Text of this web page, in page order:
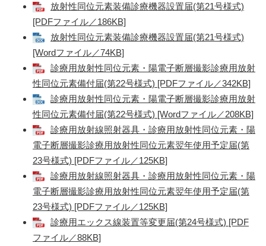
放射性同位元素装備診療機器設置届(第21号様式)
[PDFファイル／186KB]
放射性同位元素装備診療機器設置届(第21号様式)
[Wordファイル／74KB]
診療用放射性同位元素・陽電子断層撮影診療用放射
性同位元素備付届(第22号様式) [PDFファイル／342KB]
診療用放射性同位元素・陽電子断層撮影診療用放射
性同位元素備付届(第22号様式) [Wordファイル／208KB]
診療用放射線照射器具・診療用放射性同位元素・陽
電子断層撮影診療用放射性同位元素翌年使用予定届(第
23号様式) [PDFファイル／125KB]
診療用放射線照射器具・診療用放射性同位元素・陽
電子断層撮影診療用放射性同位元素翌年使用予定届(第
23号様式) [PDFファイル／125KB]
診療用エックス線装置等変更届(第24号様式) [PDF
ファイル／88KB]